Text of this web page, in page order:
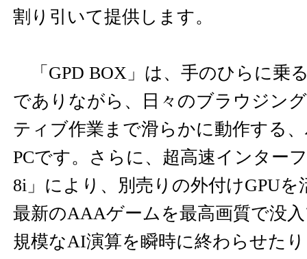
割り引いて提供します。
「GPD BOX」は、手のひらに乗
でありながら、日々のブラウジン
ティブ作業まで滑らかに動作する
PCです。さらに、超高速インター
8i」により、別売りの外付けGPU
最新のAAAゲームを最高画質で没
規模なAI演算を瞬時に終わらせた